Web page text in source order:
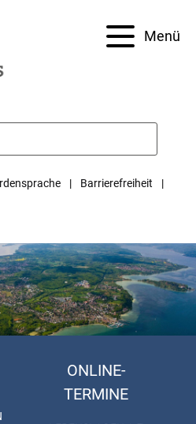
Menü
Barrierefreiheit
ONLINE-
TERMINE